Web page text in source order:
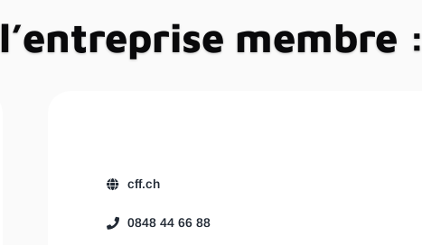
membre
cff.ch
0848 44 66 88